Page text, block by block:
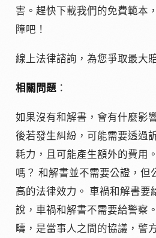
害。趕快下載我們的免費範本
障吧！
線上法律諮詢，為您爭取最大
相關問題 ：
如果沒有和解書，會有什麼影
後若發生糾紛，可能需要透過
耗力，且可能產生額外的費用
嗎？ 和解書並不需要公證，但
高的法律效力。 車禍和解書要
說，車禍和解書不需要給警察
疇，是當事人之間的協議，警